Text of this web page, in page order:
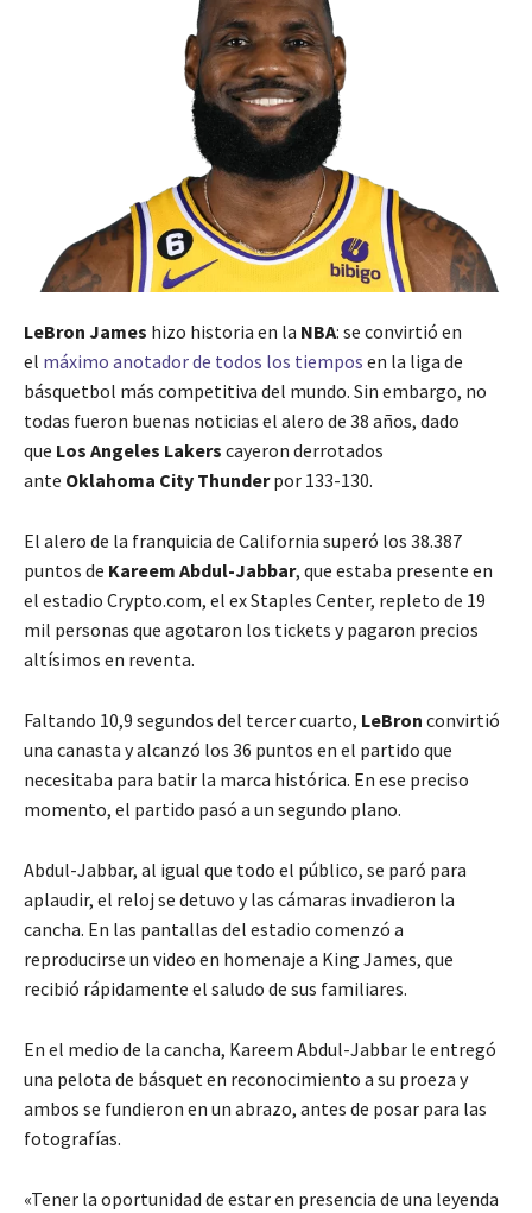
LeBron James hizo historia en la NBA: se convirtió en
el máximo anotador de todos los tiempos en la liga de
básquetbol más competitiva del mundo. Sin embargo, no
todas fueron buenas noticias el alero de 38 años, dado
que Los Angeles Lakers cayeron derrotados
ante Oklahoma City Thunderpor 133-130.
El alero de la franquicia de California superó los 38.387
puntos de Kareem Abdul-Jabbar, que estaba presente en
el estadio Crypto.com, el ex Staples Center, repleto de 19
mil personas que agotaron los tickets y pagaron precios
altísimos en reventa.
Faltando 10,9 segundos del tercer cuarto, LeBron convirtió
una canasta y alcanzó los 36 puntos en el partido que
necesitaba para batir la marca histórica. En ese preciso
momento, el partido pasó a un segundo plano.
Abdul-Jabbar, al igual que todo el público, se paró para
aplaudir, el reloj se detuvo y las cámaras invadieron la
cancha. En las pantallas del estadio comenzó a
reproducirse un video en homenaje a King James, que
recibió rápidamente el saludo de sus familiares.
En el medio de la cancha, Kareem Abdul-Jabbar le entregó
una pelota de básquet en reconocimiento a su proeza y
ambos se fundieron en un abrazo, antes de posar para las
fotografías.
«Tener la oportunidad de estar en presencia de una leyenda